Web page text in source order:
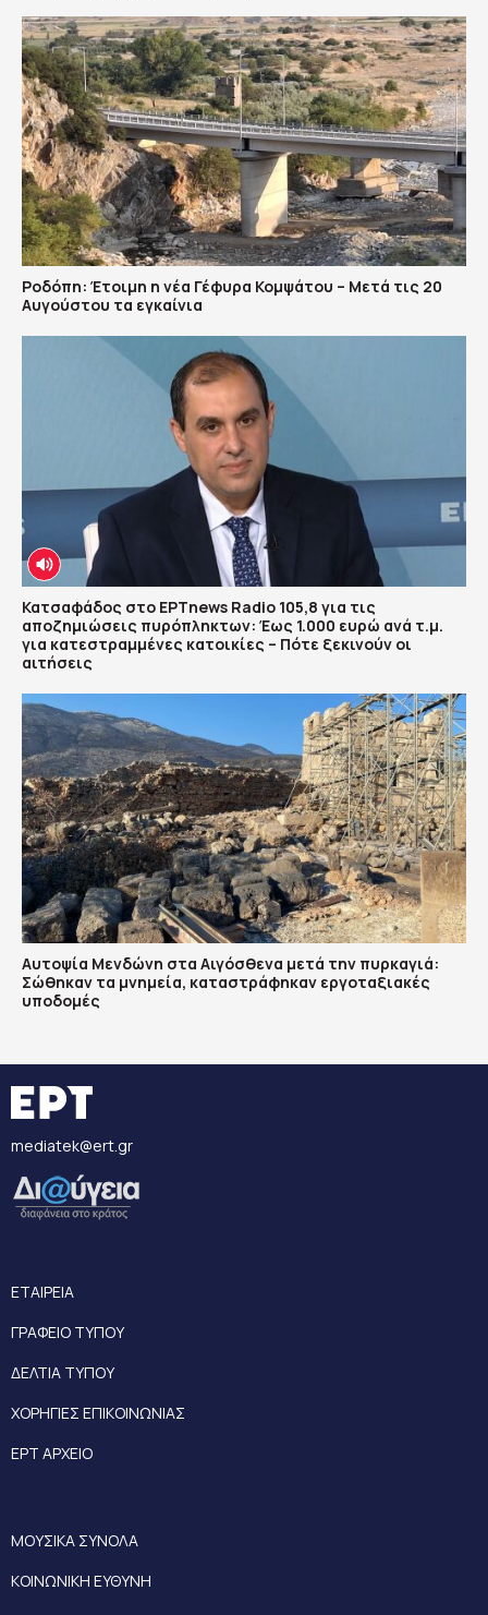
Ροδόπη: Έτοιμη η νέα Γέφυρα Κομψάτου – Μετά τις 20
Αυγούστου τα εγκαίνια
Κατσαφάδος στο ΕΡΤnews Radio 105,8 για τις
αποζημιώσεις πυρόπληκτων: Έως 1.000 ευρώ ανά τ.μ.
για κατεστραμμένες κατοικίες – Πότε ξεκινούν οι
αιτήσεις
Αυτοψία Μενδώνη στα Αιγόσθενα μετά την πυρκαγιά:
Σώθηκαν τα μνημεία, καταστράφηκαν εργοταξιακές
υποδομές
mediatek@ert.gr
ΕΤΑΙΡΕΙΑ
ΓΡΑΦΕΙΟ ΤΥΠΟΥ
ΔΕΛΤΙΑ ΤΥΠΟΥ
ΧΟΡΗΓΙΕΣ ΕΠΙΚΟΙΝΩΝΙΑΣ
ΕΡΤ ΑΡΧΕΙΟ
ΜΟΥΣΙΚΑ ΣΥΝΟΛΑ
ΚΟΙΝΩΝΙΚΗ ΕΥΘΥΝΗ